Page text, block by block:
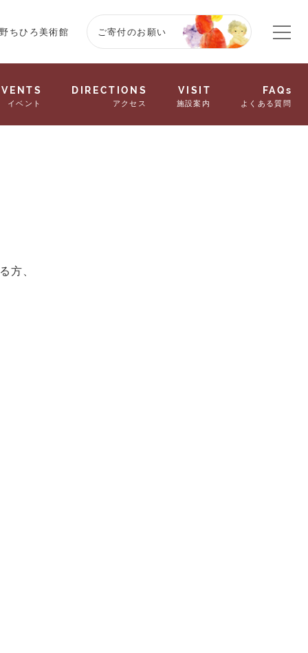
ちひろ美術館 ご寄付のお願い
イベント
DIRECTIONS
アクセス
VISIT
施設案内
FAQs
よくある質問
方、